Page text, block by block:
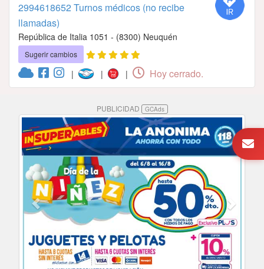
2994618652 Turnos médicos (no recibe
llamadas)
República de Italia 1051 - (8300) Neuquén
Sugerir cambios
| | | Hoy cerrado.
PUBLICIDAD GCAds